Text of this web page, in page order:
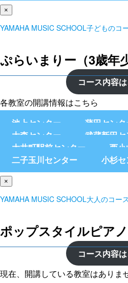
×
YAMAHA MUSIC SCHOOL子どものコ
ぷらいまりー（3歳年
コース内容
各教室の開講情報はこちら
池上センター
蒲田センタ
大森センター
武蔵新田
大井町駅前センター
西
二子玉川センター
小杉
×
YAMAHA MUSIC SCHOOL大人のコース
ポップスタイルピアノ
コース内容
現在、開講している教室はありま